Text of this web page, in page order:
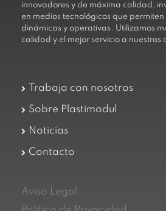
innovadores y de máxima calidad,
en medios tecnológicos que
dinámicas y operativas. Utilizamos
calidad y el mejor servicio a nuestros
Trabaja con nosotros
Sobre Plastimodul
Noticias
Contacto
Aviso Legal